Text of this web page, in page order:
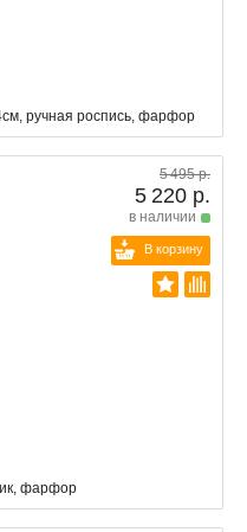
ручная роспись, фарфор
5 495 р.
5 220 р.
в наличии
В корзину
фарфор